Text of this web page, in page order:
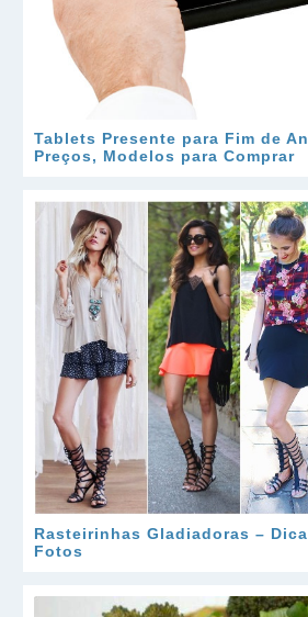
Tablets Presente para Fim de
Preços, Modelos para Comprar
Rasteirinhas Gladiadoras –
Fotos